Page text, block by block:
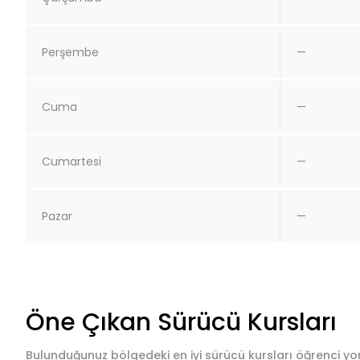
Perşembe —
Cuma —
Cumartesi —
Pazar —
Öne Çıkan Sürücü Kursları
Bulunduğunuz bölgedeki en iyi sürücü kursları öğrenci